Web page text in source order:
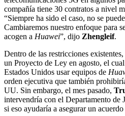
compañía tiene 30 contratos a nivel
“Siempre ha sido el caso, no se
Cambiaremos nuestro enfoque para
acogen a Huawei”, dijo Zhengleif.
Dentro de las restricciones
un Proyecto de Ley en agosto, el
Estados Unidos usar equipos de
orden ejecutiva que también
UU. Sin embargo, el mes pasado,
intervendría con el Departamento de
si eso ayudaría a asegurar un